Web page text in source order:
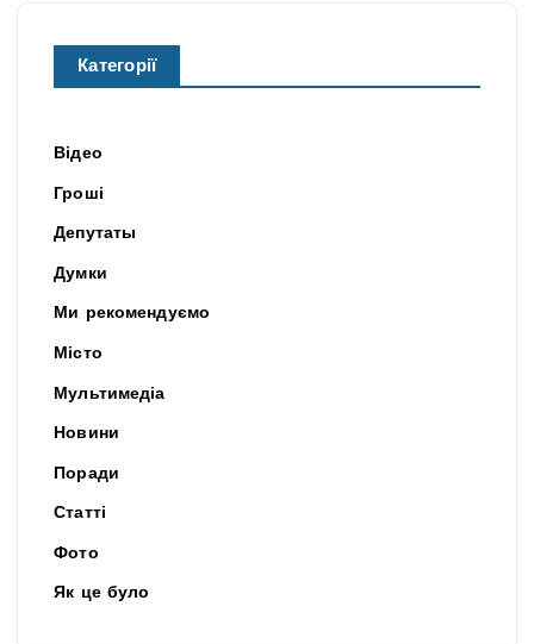
Категорії
Відео
Гроші
Депутаты
Думки
Ми рекомендуємо
Місто
Мультимедіа
Новини
Поради
Статті
Фото
Як це було